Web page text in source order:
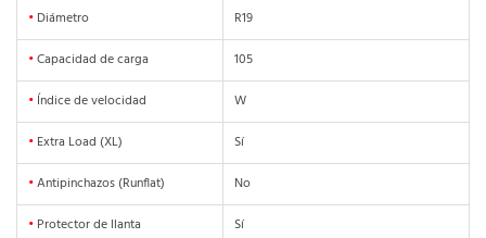
• Diámetro
R19
•Capacidad de carga
105
• Índice de velocidad
W
• Extra Load (XL)
Sí
•Antipinchazos (Runflat)
No
• Protector de llanta
Sí